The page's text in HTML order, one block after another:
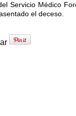
Servicio Médico
el deceso.